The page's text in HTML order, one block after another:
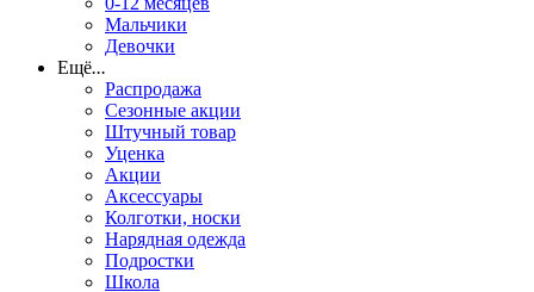
Мальчики
Девочки
Ещё...
Распродажа
Сезонные акции
Штучный товар
Уценка
Акции
Аксессуары
Колготки, носки
Нарядная одежда
Подростки
Школа